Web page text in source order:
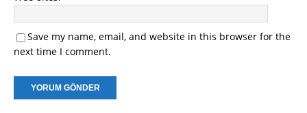
Save my name, email, and website in this browser for the
next time I comment.